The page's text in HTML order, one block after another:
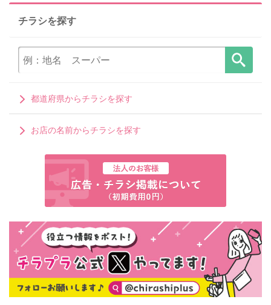
チラシを探す
都道府県からチラシを探す
お店の名前からチラシを探す